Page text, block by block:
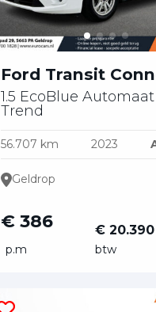
Ford Transit
1.5 EcoBlue
Trend
56.707 km 2023
Geldrop
€ 386
p.m
€ 20.390
btw